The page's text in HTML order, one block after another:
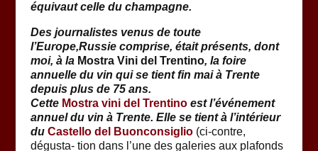
équivaut celle du champagne.
Des journalistes venus de toute
l’Europe,Russie comprise, était présents, dont
moi, à la Mostra Vini del Trentino, la foire
annuelle du vin qui se tient fin mai à Trente
depuis plus de 75 ans.
Cette Mostra vini del Trentino est l’événement
annuel du vin à Trente. Elle se tient à l’intérieur
du Castello del Buonconsiglio(ci-contre,
dégusta- tion dans l’une des galeries aux plafonds